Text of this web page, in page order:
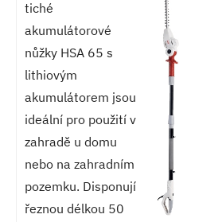
tiché
akumulátorové
nůžky HSA 65 s
lithiovým
akumulátorem jsou
ideální pro použití v
zahradě u domu
nebo na zahradním
pozemku. Disponují
řeznou délkou 50